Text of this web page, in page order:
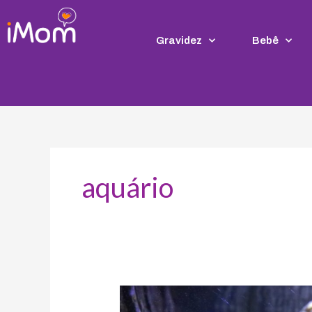
para
Gravidez Bebê
aquário
Aquário